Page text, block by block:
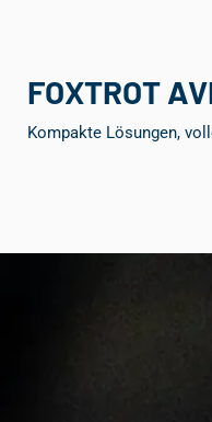
FOXTROT
Kompakte Lösungen,